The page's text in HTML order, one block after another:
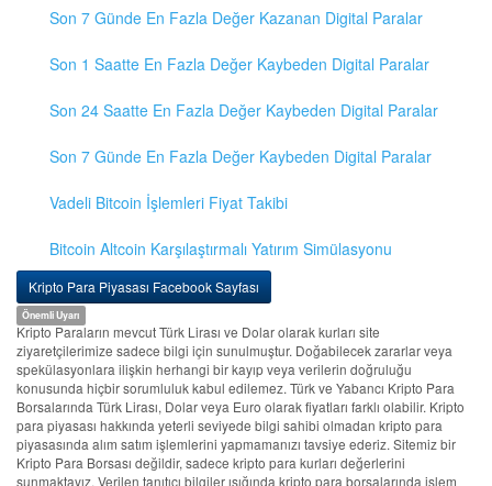
Son 7 Günde En Fazla Değer Kazanan Digital Paralar
Son 1 Saatte En Fazla Değer Kaybeden Digital Paralar
Son 24 Saatte En Fazla Değer Kaybeden Digital Paralar
Son 7 Günde En Fazla Değer Kaybeden Digital Paralar
Vadeli Bitcoin İşlemleri Fiyat Takibi
Bitcoin Altcoin Karşılaştırmalı Yatırım Simülasyonu
Kripto Para Piyasası Facebook Sayfası
Önemli Uyarı
Kripto Paraların mevcut Türk Lirası ve Dolar olarak kurları site
ziyaretçilerimize sadece bilgi için sunulmuştur. Doğabilecek zararlar veya
spekülasyonlara ilişkin herhangi bir kayıp veya verilerin doğruluğu
konusunda hiçbir sorumluluk kabul edilemez. Türk ve Yabancı Kripto Para
Borsalarında Türk Lirası, Dolar veya Euro olarak fiyatları farklı olabilir. Kripto
para piyasası hakkında yeterli seviyede bilgi sahibi olmadan kripto para
piyasasında alım satım işlemlerini yapmamanızı tavsiye ederiz. Sitemiz bir
Kripto Para Borsası değildir, sadece kripto para kurları değerlerini
sunmaktayız. Verilen tanıtıcı bilgiler ışığında kripto para borsalarında işlem